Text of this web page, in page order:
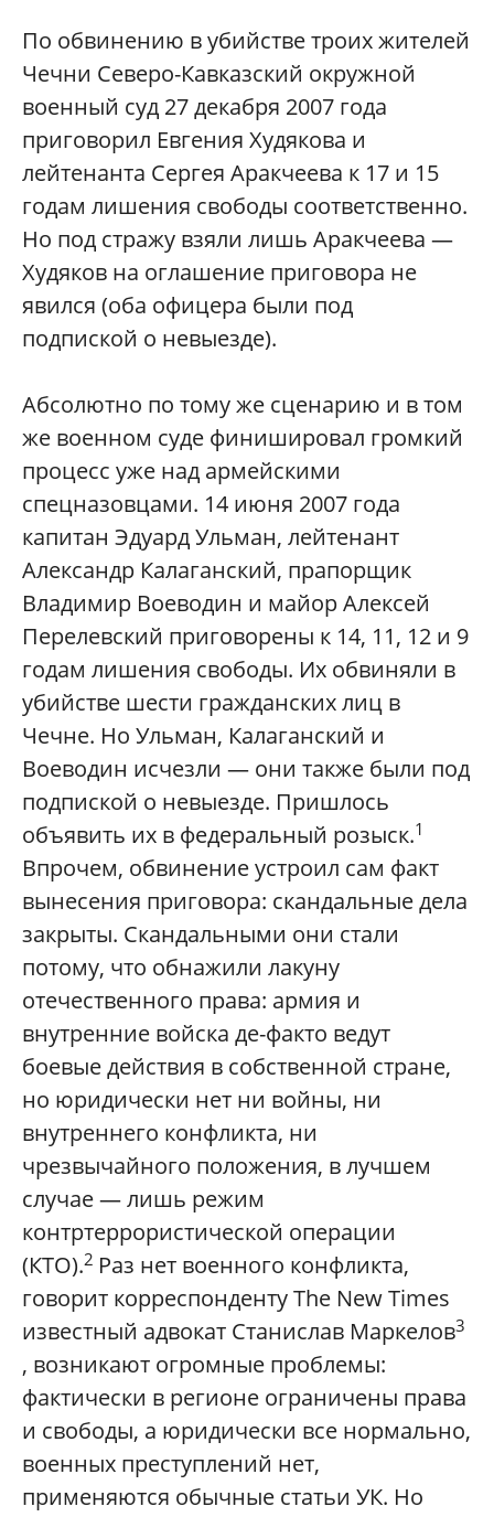
По обвинению в убийстве троих жителей
Чечни Северо-Кавказский окружной
военный суд 27 декабря 2007 года
приговорил Евгения Худякова и
лейтенанта Сергея Аракчеева к 17 и 15
годам лишения свободы соответственно.
Но под стражу взяли лишь Аракчеева —
Худяков на оглашение приговора не
явился (оба офицера были под
подпиской о невыезде).
Абсолютно по тому же сценарию и в том
же военном суде финишировал громкий
процесс уже над армейскими
спецназовцами. 14 июня 2007 года
капитан Эдуард Ульман, лейтенант
Александр Калаганский, прапорщик
Владимир Воеводин и майор Алексей
Перелевский приговорены к 14, 11, 12 и 9
годам лишения свободы. Их обвиняли в
убийстве шести гражданских лиц в
Чечне. Но Ульман, Калаганский и
Воеводин исчезли — они также были под
подпиской о невыезде. Пришлось
объявить их в федеральный розыск.1
Впрочем, обвинение устроил сам факт
вынесения приговора: скандальные дела
закрыты. Скандальными они стали
потому, что обнажили лакуну
отечественного права: армия и
внутренние войска де-факто ведут
боевые действия в собственной стране,
но юридически нет ни войны, ни
внутреннего конфликта, ни
чрезвычайного положения, в лучшем
случае — лишь режим
контртеррористической операции
(КТО).2 Раз нет военного конфликта,
говорит корреспонденту The New Times
известный адвокат Станислав Маркелов3
, возникают огромные проблемы:
фактически в регионе ограничены права
и свободы, а юридически все нормально,
военных преступлений нет,
применяются обычные статьи УК. Но